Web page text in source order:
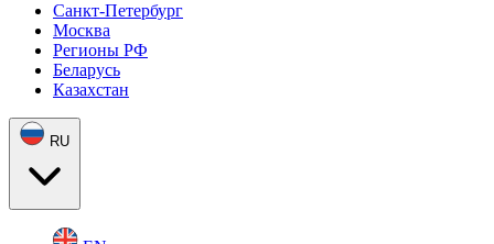
Санкт-Петербург
Москва
Регионы РФ
Беларусь
Казахстан
RU